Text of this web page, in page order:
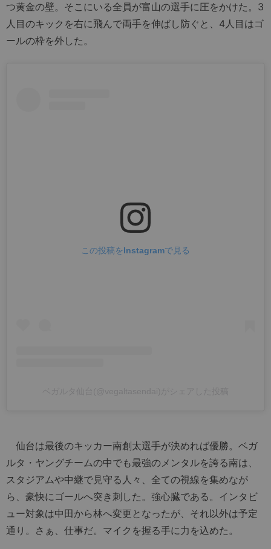
つ黄金の壁。そこにいる全員が富山の選手に圧をかけた。3
人目のキックを右に飛んで両手を伸ばし防ぐと、4人目はゴ
ールの枠を外した。
この投稿をInstagramで見る
仙台は最後のキッカー南創太選手が決めれば優勝。ベガ
ルタ・ヤングチームの中でも最強のメンタルを誇る南は、
スタジアムや中継で見守る人々、全ての視線を集めなが
ら、豪快にゴールへ突き刺した。強心臓である。インタビ
ュー対象は中田から林へ変更となったが、それ以外は予定
通り。さぁ、仕事だ。マイクを握る手に力を込めた。